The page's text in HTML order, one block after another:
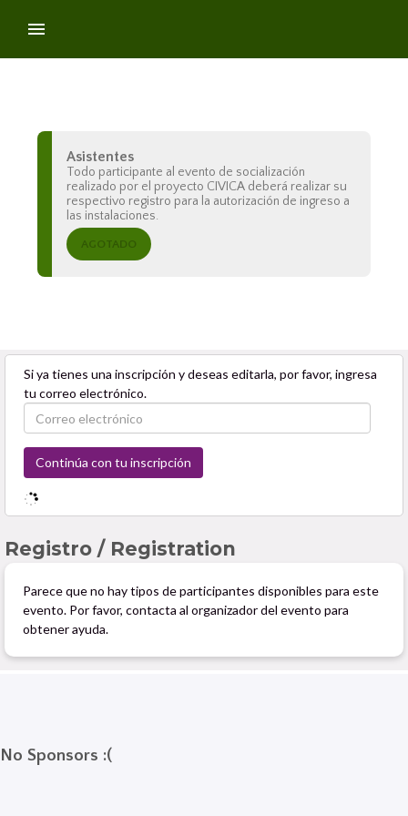
AGOTADO
Asistentes
Todo participante al evento de socialización
realizado por el proyecto CIVICA deberá realizar su
respectivo registro para la autorización de ingreso a
las instalaciones.
No Sponsors :(